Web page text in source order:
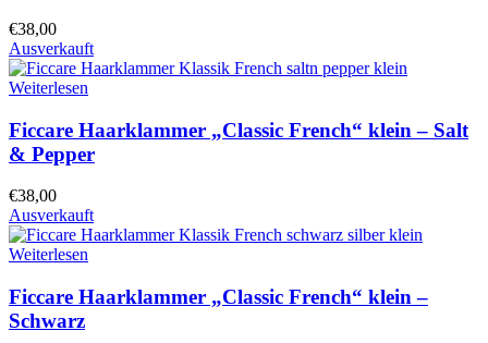
€38,00
Ausverkauft
Weiterlesen
Ficcare Haarklammer „Classic French“ klein – Salt
& Pepper
€38,00
Ausverkauft
Weiterlesen
Ficcare Haarklammer „Classic French“ klein –
Schwarz